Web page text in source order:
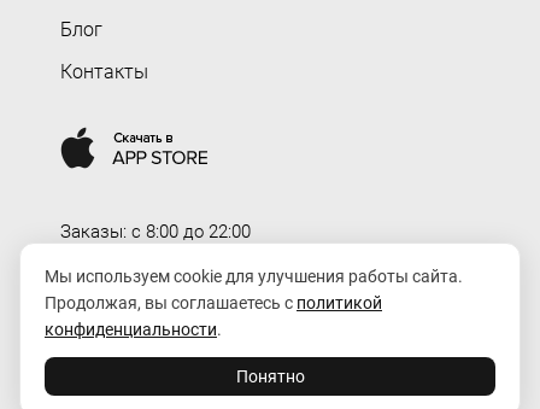
Блог
Контакты
Заказы: c 8:00 до 22:00
Доставка: c 8:00 до 00:00
order@rozaexpress.ru
Мы используем cookie для улучшения работы сайта.
Продолжая, вы соглашаетесь с политикой
конфиденциальности.
Понятно